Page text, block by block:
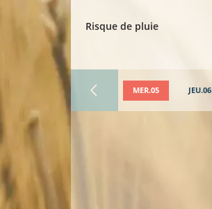
Risque de pluie
MER.05 JEU.06